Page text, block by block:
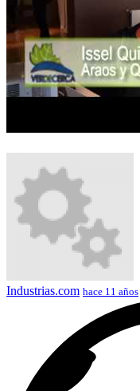
Industrias.com hace 11 años